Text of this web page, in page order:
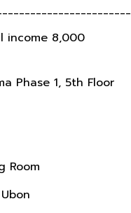
income 8,000
Phase 1, 5th Floor
Room